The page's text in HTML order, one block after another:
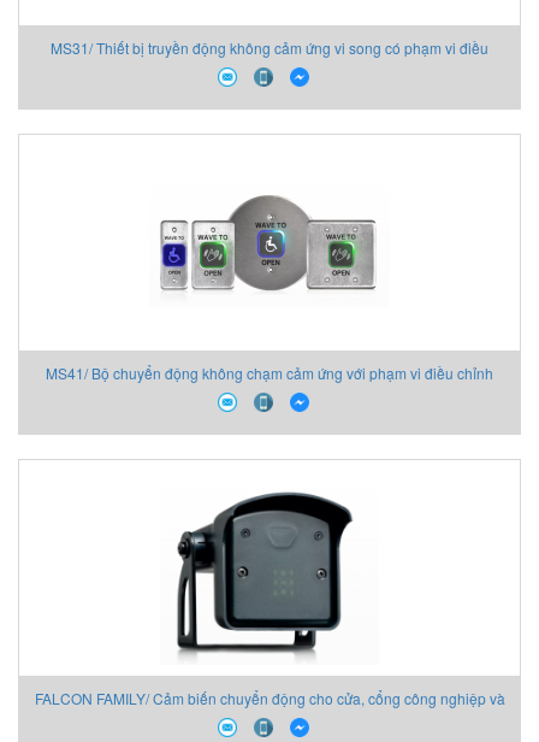
MS31/ Thiết bị truyền động không cảm ứng vi song có phạm vi điều
chỉnh và thời gian giữ rơ-le có thể điều chỉnh:
MS41/ Bộ chuyển động không chạm cảm ứng với phạm vi điều chỉnh
FALCON FAMILY/ Cảm biến chuyển động cho cửa, cổng công nghiệp và
chỉ báo cảnh báo: